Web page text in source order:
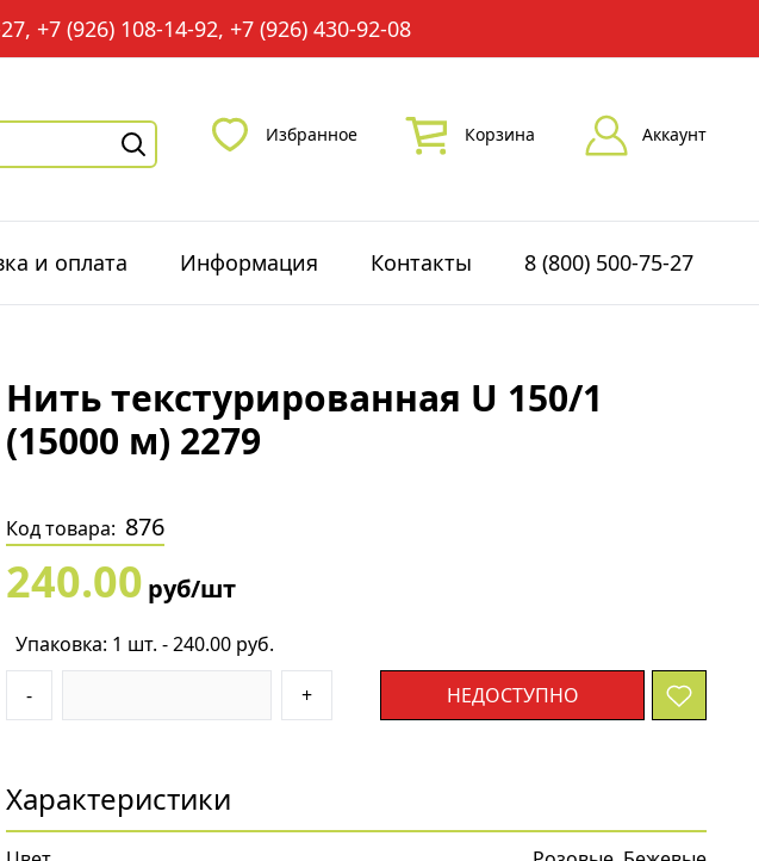
+7 (926) 108-14-92, +7 (926) 430-92-08
Избранное Корзина Аккаунт
и оплата Информация Контакты 8 (800) 500-75-27
Нить текстурированная U 150/1
(15000 м) 2279
Код товара: 876
240.00 руб/шт
Упаковка: 1 шт. - 240.00 руб.
-
+ НЕДОСТУПНО
Характеристики